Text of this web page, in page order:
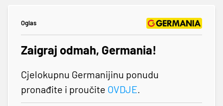
Oglas
Zaigraj odmah, Germania!
Cjelokupnu Germanijinu ponudu
pronađite i proučite OVDJE.